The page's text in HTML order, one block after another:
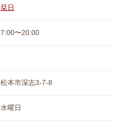
栞日
7:00〜20:00
松本市深志3-7-8
水曜日